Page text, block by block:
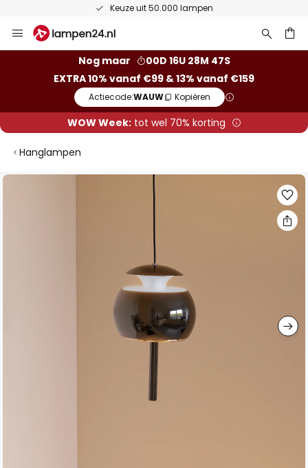
Keuze uit 50.000 lampen
naar
Nog maar
00D 16U 28M 46S
EXTRA 10% vanaf €99 & 13% vanaf €159
Actiecode:WAUW Kopiëren
WOW Week:tot wel 70% korting
Hanglampen
Ga